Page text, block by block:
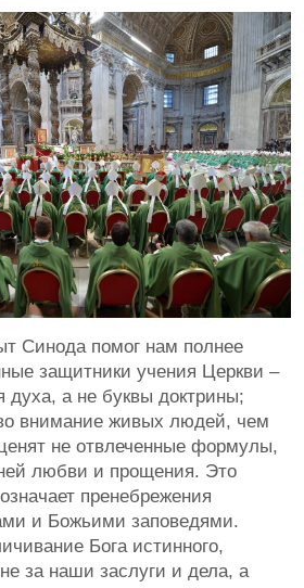
Синода помог нам полнее
защитники учения Церкви –
духа, а не буквы доктрины;
внимание живых людей, чем
не отвлеченные формулы,
любви и прощения. Это
пренебрежения
и Божьими заповедями.
Бога истинного,
за наши заслуги и дела, а